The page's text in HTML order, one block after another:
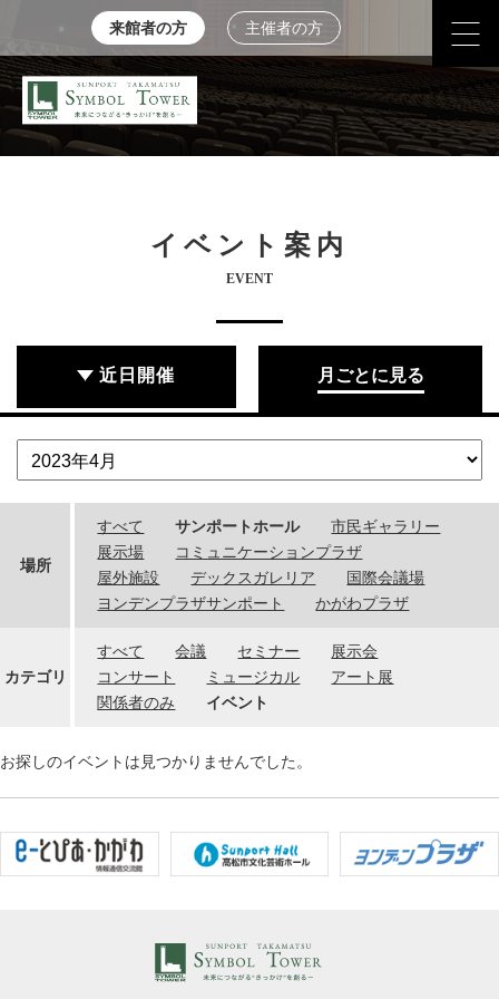
来館者の方 主催者の方
イベント案内
EVENT
近日開催 月ごとに見る
場所
すべて サンポートホール
市民ギャラリー
展示場
コミュニケーションプラザ
屋外施設
デックスガレリア
国際会議場
ヨンデンプラザサンポート
かがわプラザ
カテゴリ
すべて 会議 セミナー
展示会
コンサート
ミュージカル
アート展
関係者のみ
イベント
お探しのイベントは見つかりませんでした。